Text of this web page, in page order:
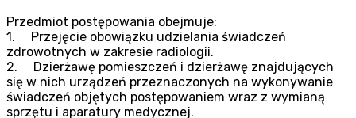
Przedmiot postępowania obejmuje:
1. Przejęcie obowiązku udzielania świadczeń
zdrowotnych w zakresie radiologii.
2. Dzierżawę pomieszczeń i dzierżawę znajdujących
się w nich urządzeń przeznaczonych na wykonywanie
świadczeń objętych postępowaniem wraz z wymianą
sprzętu i aparatury medycznej.